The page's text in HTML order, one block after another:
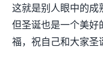
这就是别人眼中的成
但圣诞也是一个美
福，祝自己和大家圣